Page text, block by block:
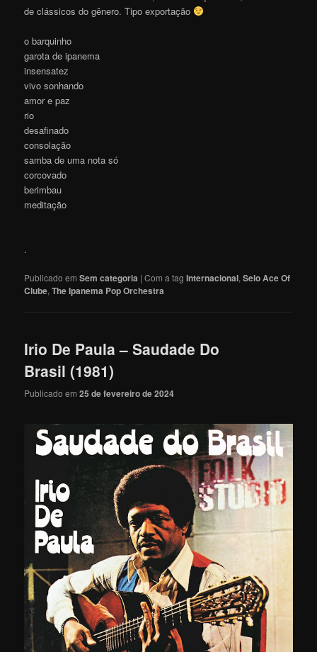
de clássicos do gênero. Tipo exportação
o barquinho
garota de ipanema
insensatez
vivo sonhando
amor e paz
rio
desafinado
consolação
samba de uma nota só
corcovado
berimbau
meditação
.
Publicado em Sem categoria |Com a tagInternacional,Selo Ace Of
Clube,The Ipanema Pop Orchestra
Irio De Paula – Saudade Do
Brasil (1981)
Publicado em25 de fevereiro de 2024